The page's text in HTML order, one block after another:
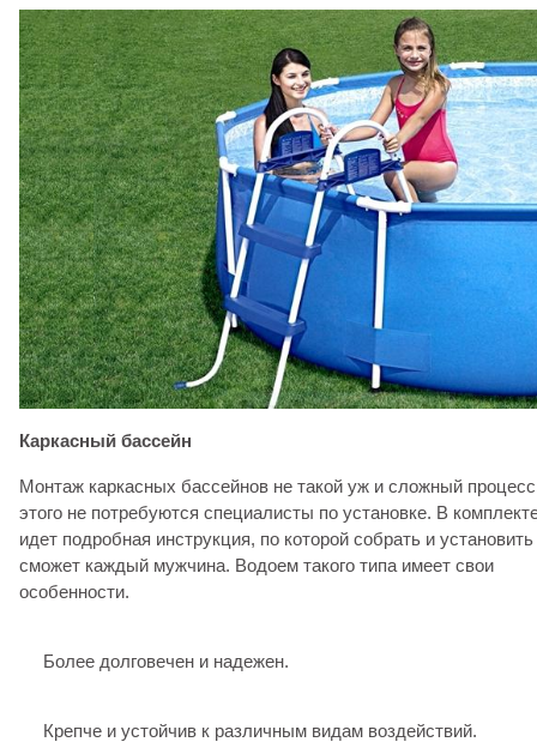
Каркасный бассейн
Монтаж каркасных бассейнов не такой уж и сложный
этого не потребуются специалисты по установке. В
идет подробная инструкция, по которой собрать и установить
сможет каждый мужчина. Водоем такого типа имеет свои
особенности.
Более долговечен и надежен.
Крепче и устойчив к различным видам воздействий.